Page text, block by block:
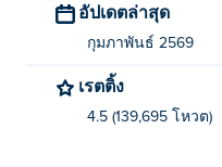
Love Balls สามารถเล่น
อัปเดตล่าสุด
กุมภาพันธ์ 2569
เรตติ้ง
4.5 (139,695 โหวต)